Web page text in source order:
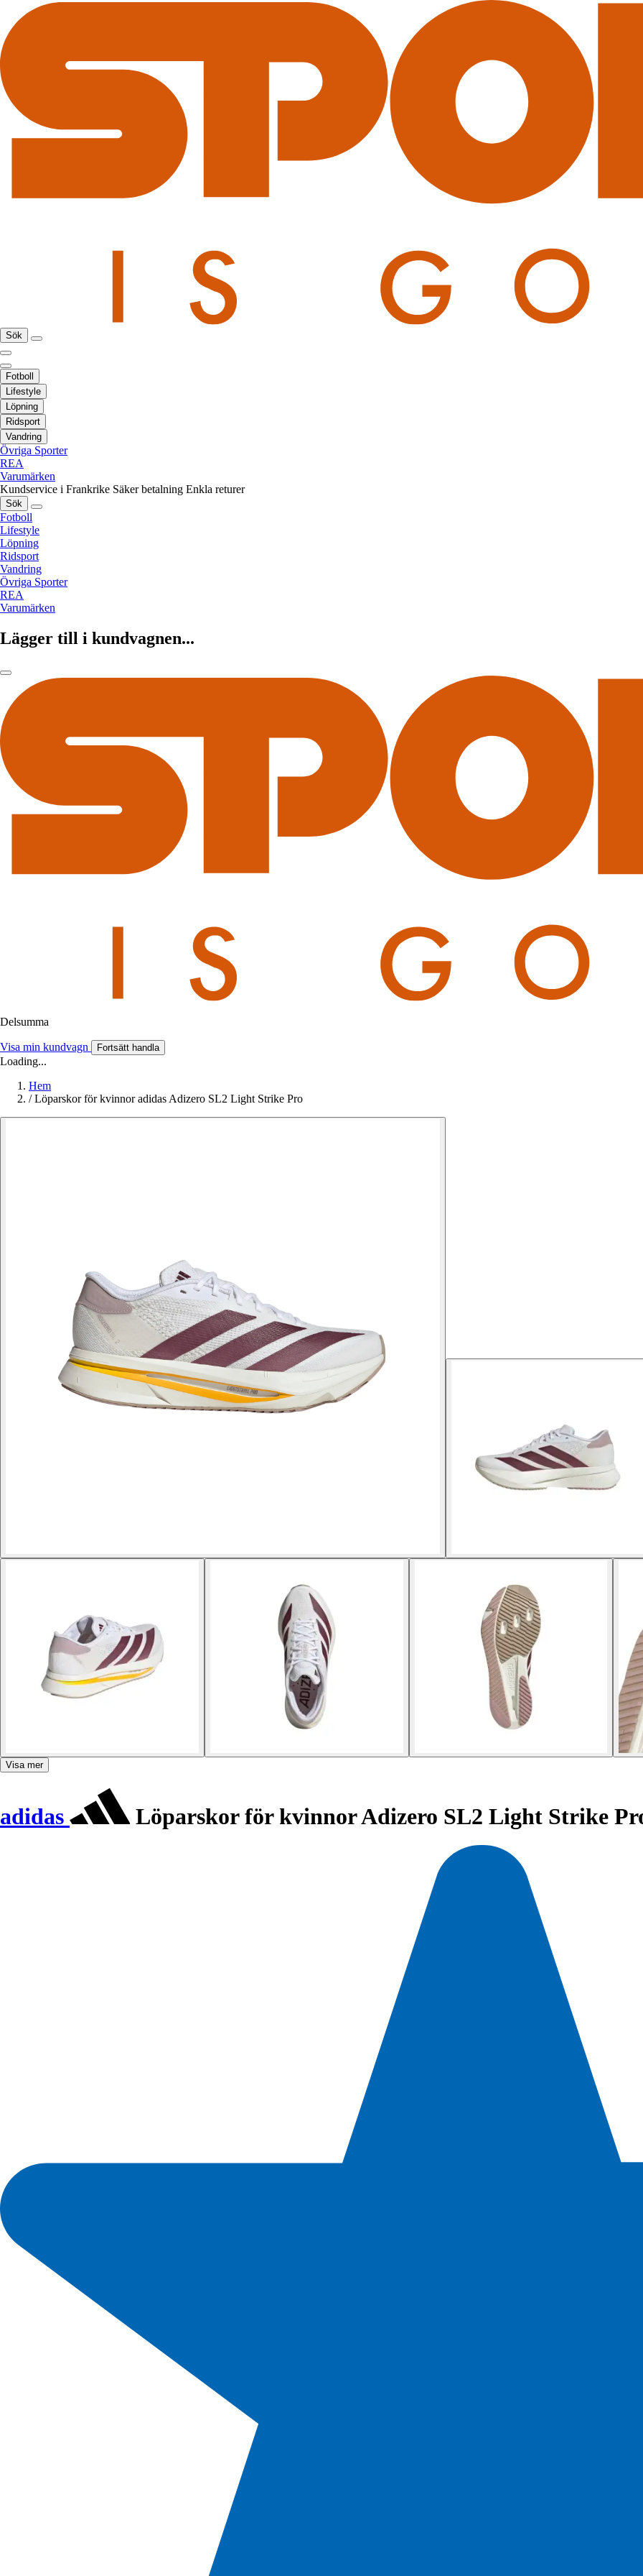
Sök
Fotboll
Lifestyle
Löpning
Ridsport
Vandring
Övriga Sporter
REA
Varumärken
Kundservice i Frankrike Säker betalning Enkla returer
Sök
Fotboll
Lifestyle
Löpning
Ridsport
Vandring
Övriga Sporter
REA
Varumärken
Lägger till i kundvagnen...
Delsumma
Visa min kundvagn Fortsätt handla
Loading...
Hem
/ Löparskor för kvinnor adidas Adizero SL2 Light Strike Pro
Visa mer
adidas Löparskor för kvinnor Adizero SL2 Light Strike